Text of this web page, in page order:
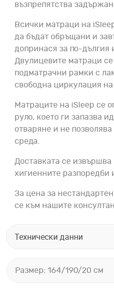
възпрепятства
Всички матраци на
да бъдат обръщани и
допринася за по-дългия
Двулицевите матраци се
подматрачни рамки с
свободна циркулация на
Матраците на iSleep се
руло, което ги запазва
отваряне и не
среда.
Доставката се извършва
хигиенните разпоредби
За цена за
се към нашите
Технически данни
Размер: 164/190/20 см